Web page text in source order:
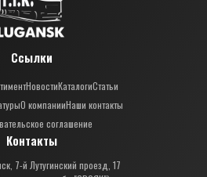
Ссылки
НовостиКаталогиСтатьи
О компанииНаши контакты
соглашение
Контакты
7-й Лутугинский проезд, 17